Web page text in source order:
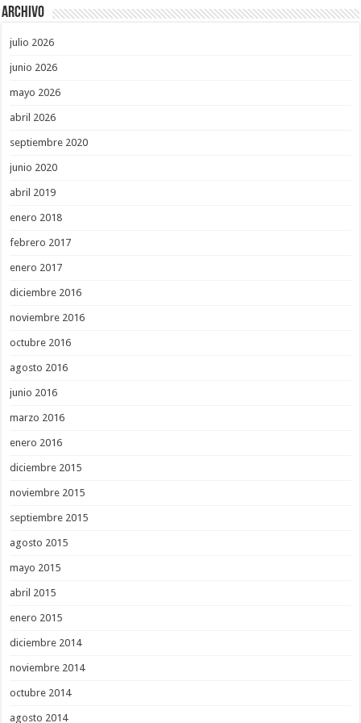
Archivo
julio 2026
junio 2026
mayo 2026
abril 2026
septiembre 2020
junio 2020
abril 2019
enero 2018
febrero 2017
enero 2017
diciembre 2016
noviembre 2016
octubre 2016
agosto 2016
junio 2016
marzo 2016
enero 2016
diciembre 2015
noviembre 2015
septiembre 2015
agosto 2015
mayo 2015
abril 2015
enero 2015
diciembre 2014
noviembre 2014
octubre 2014
agosto 2014